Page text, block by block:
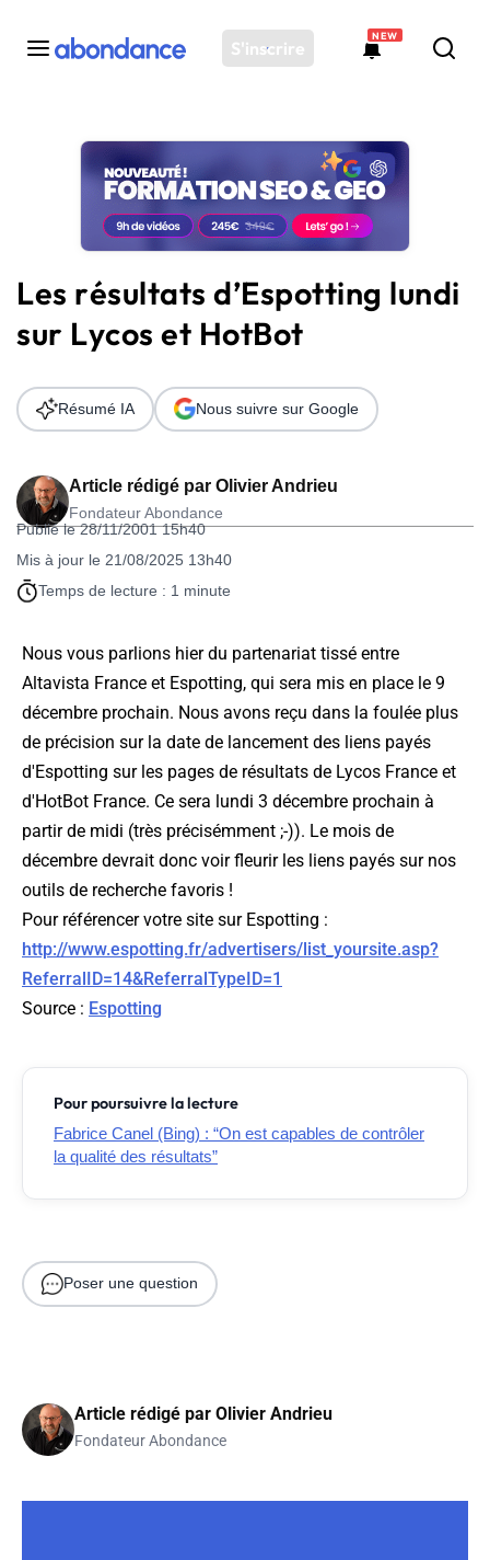
S'inscrire
NEW
Toutes les actus
Actus SEO
Plateforme
Solutions
Ressources
Audit SEO
Les résultats d’Espotting lundi
sur Lycos et HotBot
Article rédigé par Olivier Andrieu
Fondateur Abondance
Publié le 28/11/2001 15h40
Mis à jour le 21/08/2025 13h40
Temps de lecture : 1 minute
Résumé IA Nous suivre sur Google
Nous vous parlions hier du partenariat tissé entre
Altavista France et Espotting, qui sera mis en place le 9
décembre prochain. Nous avons reçu dans la foulée plus
de précision sur la date de lancement des liens payés
d'Espotting sur les pages de résultats de Lycos France et
d'HotBot France. Ce sera lundi 3 décembre prochain à
partir de midi (très précisémment ;-)). Le mois de
décembre devrait donc voir fleurir les liens payés sur nos
outils de recherche favoris !
Pour référencer votre site sur Espotting :
http://www.espotting.fr/advertisers/list_yoursite.asp?
ReferralID=14&ReferralTypeID=1
Source : Espotting
Pour poursuivre la lecture
Fabrice Canel (Bing) : “On est capables de contrôler
la qualité des résultats”
Poser une question
Article rédigé par Olivier Andrieu
Fondateur Abondance